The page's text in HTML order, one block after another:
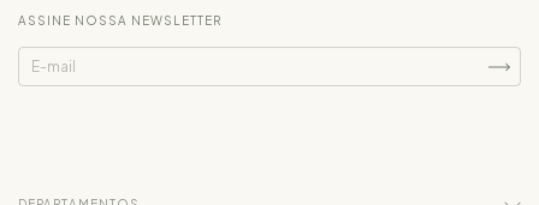
ASSINE NOSSA NEWSLETTER